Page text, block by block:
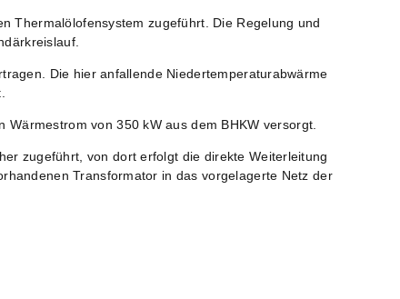
Thermalölofensystem zugeführt. Die Regelung und
Die hier anfallende Niedertemperaturabwärme
Wärmestrom von 350 kWaus dem BHKW versorgt.
zugeführt, von dort erfolgt die direkte Weiterleitung
Transformator in das vorgelagerte Netz der